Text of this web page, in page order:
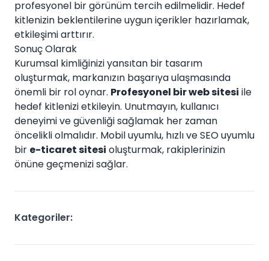
profesyonel bir görünüm tercih edilmelidir. Hedef
kitlenizin beklentilerine uygun içerikler hazırlamak,
etkileşimi arttırır.
Sonuç Olarak
Kurumsal kimliğinizi yansıtan bir tasarım
oluşturmak, markanızın başarıya ulaşmasında
önemli bir rol oynar. Profesyonel bir web sitesi ile
hedef kitlenizi etkileyin. Unutmayın, kullanıcı
deneyimi ve güvenliği sağlamak her zaman
öncelikli olmalıdır. Mobil uyumlu, hızlı ve SEO uyumlu
bir e-ticaret sitesi oluşturmak, rakiplerinizin
önüne geçmenizi sağlar.
Kategoriler: